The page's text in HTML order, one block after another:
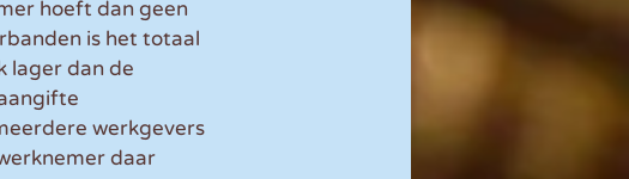
hoeft dan geen
is het totaal
lager dan de
werkgevers
daar